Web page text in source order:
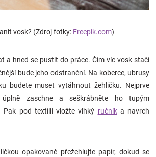
vosk? (Zdroj fotky: Freepik.com)
a hned se pustit do práce. Čím víc vosk stačí
bude jeho odstranění. Na koberce, ubrusy
budete muset vytáhnout žehličku. Nejprve
zaschne a seškrábněte ho tupým
Pak pod textílii vložte vlhký ručníka navrch
opakovaně přežehlujte papír, dokud se